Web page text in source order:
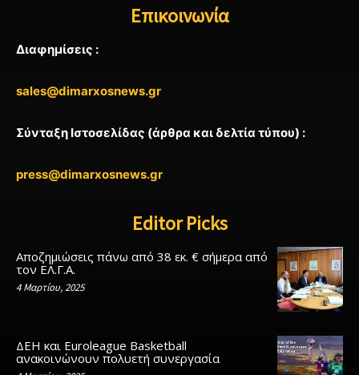
Επικοινωνία
Διαφημίσεις :
sales@dimarxosnews.gr
Σύνταξη Ιστοσελίδας (άρθρα και δελτία τύπου) :
press@dimarxosnews.gr
Editor Picks
Αποζημιώσεις πάνω από 38 εκ. € σήμερα από
τον ΕΛ.Γ.Α.
4 Μαρτίου, 2025
ΔΕΗ και Euroleague Basketball
ανακοινώνουν πολυετή συνεργασία